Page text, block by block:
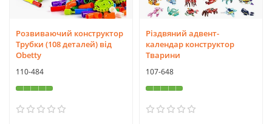
Розвиваючий конструктор
Трубки (108 деталей) від
Obetty
110-484
Різдвяний адвент-
календар конструктор
Тварини
107-648